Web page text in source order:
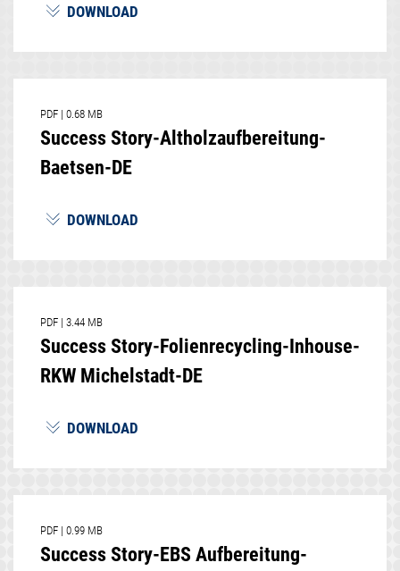
DOWNLOAD
PDF | 0.68 MB
Success Story-Altholzaufbereitung-
Baetsen-DE
DOWNLOAD
PDF | 3.44 MB
Success Story-Folienrecycling-Inhouse-
RKW Michelstadt-DE
DOWNLOAD
PDF | 0.99 MB
Success Story-EBS Aufbereitung-